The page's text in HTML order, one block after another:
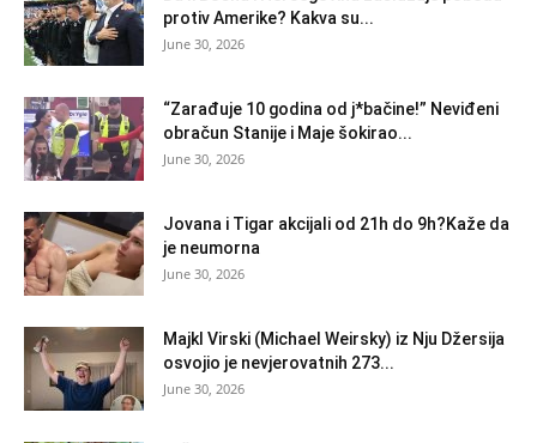
protiv Amerike? Kakva su...
June 30, 2026
“Zarađuje 10 godina od j*bačine!” Neviđeni
obračun Stanije i Maje šokirao...
June 30, 2026
Jovana i Tigar akcijali od 21h do 9h?Kaže da
je neumorna
June 30, 2026
Majkl Virski (Michael Weirsky) iz Nju Džersija
osvojio je nevjerovatnih 273...
June 30, 2026